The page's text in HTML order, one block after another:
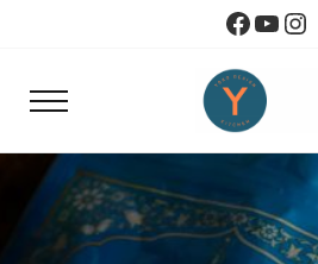
Skip to header right navigation
Menu
Yoko